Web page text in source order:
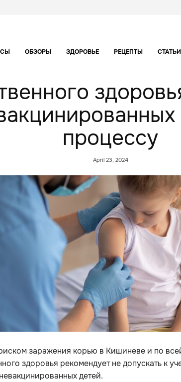
ОБЗОРЫ ЗДОРОВЬЕ РЕЦЕПТЫ СТАТЬИ
процессу
April 23, 2024
заражения корью в Кишиневе и по
здоровья рекомендует не допускать к
детей.